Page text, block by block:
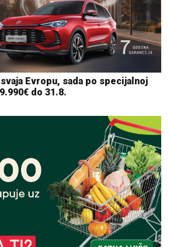
Evropu, sada po specijalnoj
do 31.8.